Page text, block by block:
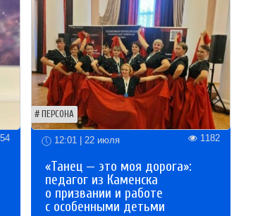
ПЕРСОНА
12:01 | 22 июля 1182
«Танец — это моя дорога»:
педагог из Каменска
о призвании и работе
с особенными детьми